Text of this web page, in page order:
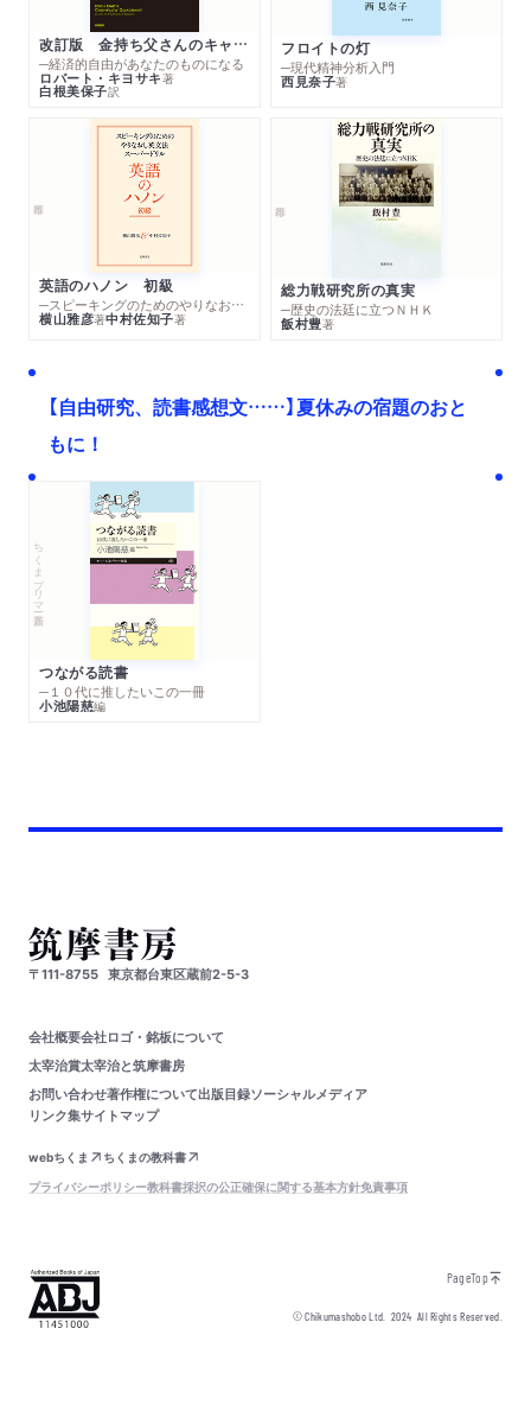
改訂版 金持ち父さんのキャッシュフロー・クワドラント
─経済的自由があなたのものになる
ロバート・キヨサキ著
白根美保子訳
フロイトの灯
─現代精神分析入門
西見奈子著
英語のハノン 初級
─スピーキングのためのやりなおし英文法スーパードリル
横山雅彦著中村佐知子著
総力戦研究所の真実
─歴史の法廷に立つＮＨＫ
飯村豊著
【自由研究、読書感想文……】夏休みの宿題のおと
もに！
ちくまプリマー新書
つながる読書
─１０代に推したいこの一冊
小池陽慈編
〒111-8755 東京都台東区蔵前2-5-3
会社概要会社ロゴ・銘板について
太宰治賞太宰治と筑摩書房
お問い合わせ著作権について出版目録ソーシャルメディア
リンク集サイトマップ
webちくま
ちくまの教科書
プライバシーポリシー教科書採択の公正確保に関する基本方針免責事項
PageTop
© Chikumashobo Ltd.2024 All Rights Reserved.